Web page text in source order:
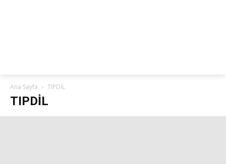
Ana Sayfa TIPDİL
TIPDİL